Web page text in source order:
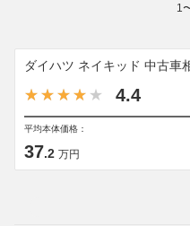
1
ダイハツ ネイキッド 中古車
4.4
平均本体価格：
37.2 万円